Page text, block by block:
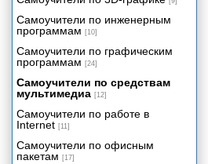
Сведение и мастеринг в Nuendo
VST-инструменты
Nuendo и Reason: совместное
использование
Nuendo и Cubase VST:
совместное использование
Маршрутизация в Samplitude
Producer
Самоучители по инженерным
программам [10]
Самоучители по графическим
программам [24]
Самоучители по средствам
мультимедиа [12]
Самоучители по работе в
Internet [11]
Самоучители по офисным
пакетам [17]